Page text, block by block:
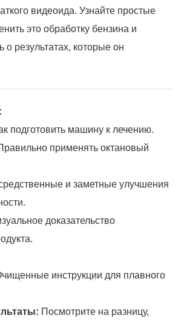
видеоида. Узнайте простые
это обработку бензина и
о результатах, которые он
подготовить машину к лечению.
применять октановый
и заметные улучшения
доказательство
инструкции для плавного
Посмотрите на разницу,